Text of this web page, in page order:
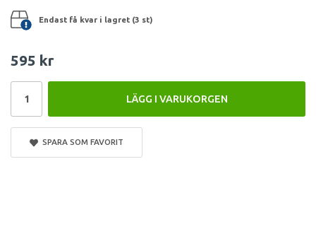
Endast få kvar i lagret (3 st)
595 kr
LÄGG I VARUKORGEN
SPARA SOM FAVORIT